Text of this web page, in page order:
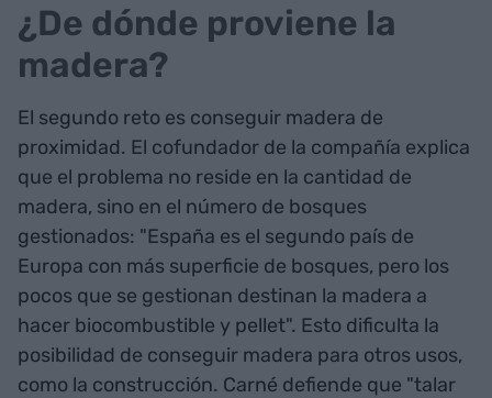
¿De dónde proviene la
madera?
El segundo reto es conseguir madera de
proximidad. El cofundador de la compañía explica
que el problema no reside en la cantidad de
madera, sino en el número de bosques
gestionados: "España es el segundo país de
Europa con más superficie de bosques, pero los
pocos que se gestionan destinan la madera a
hacer biocombustible y pellet". Esto dificulta la
posibilidad de conseguir madera para otros usos,
como la construcción. Carné defiende que "talar